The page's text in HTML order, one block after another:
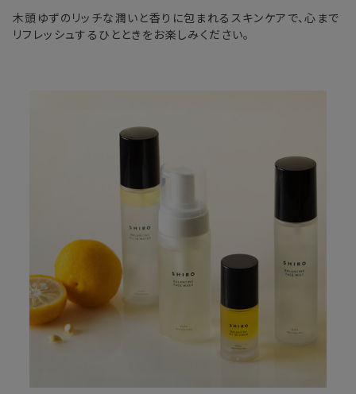
木頭ゆずのリッチな潤いと香りに包まれるスキンケアで、心まで
リフレッシュするひとときをお楽しみください。